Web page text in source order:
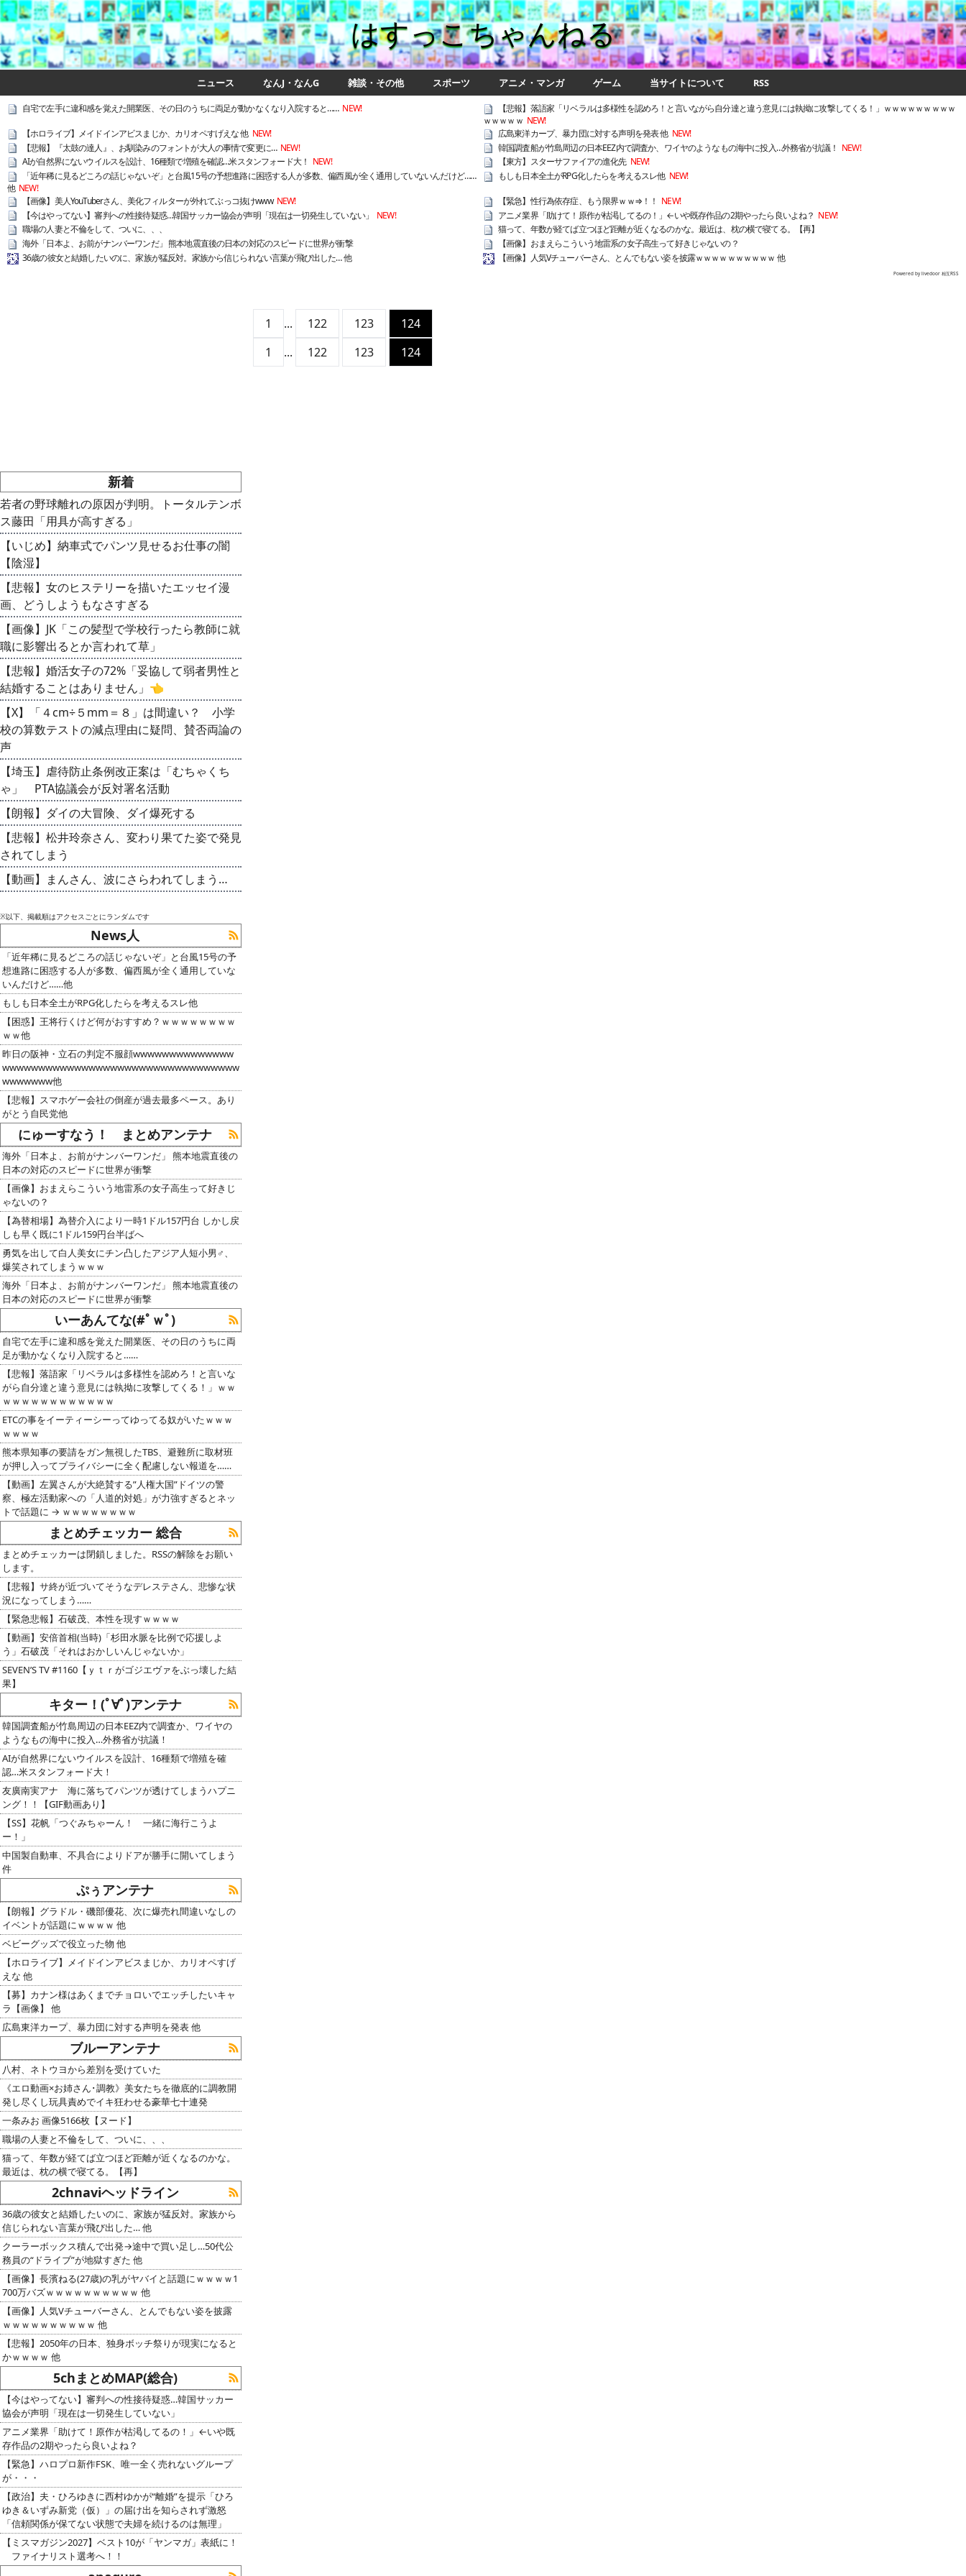
はすっこちゃんねる
ニュース なんJ・なんG 雑談・その他 スポーツ アニメ・マンガ ゲーム 当サイトについて RSS
自宅で左手に違和感を覚えた開業医、その日のうちに両足が動かなくなり入院すると…… NEW!
【悲報】落語家「リベラルは多様性を認めろ！と言いながら自分達と違う意見には執拗に攻撃してくる！」ｗｗｗｗｗｗｗｗｗ
ｗｗｗｗｗ NEW!
【ホロライブ】メイドインアビスまじか、カリオペすげえな 他 NEW! 広島東洋カープ、暴力団に対する声明を発表 他 NEW!
【悲報】『太鼓の達人』、お馴染みのフォントが大人の事情で変更に… NEW! 韓国調査船が竹島周辺の日本EEZ内で調査か、ワイヤのようなもの海中に投入…外務省が抗議！ NEW!
AIが自然界にないウイルスを設計、16種類で増殖を確認…米スタンフォード大！ NEW! 【東方】スターサファイアの進化先 NEW!
「近年稀に見るどころの話じゃないぞ」と台風15号の予想進路に困惑する人が多数、偏西風が全く通用していないんだけど……
他 NEW!
もしも日本全土がRPG化したらを考えるスレ他 NEW!
【画像】美人YouTuberさん、美化フィルターが外れてぶっコ抜けwww NEW! 【緊急】性行為依存症、もう限界ｗｗ⇒！！ NEW!
【今はやってない】審判への性接待疑惑…韓国サッカー協会が声明「現在は一切発生していない」
NEW! アニメ業界「助けて！原作が枯渇してるの！」←いや既存作品の2期やったら良いよね？ NEW!
職場の人妻と不倫をして、ついに、、、
猫って、年数が経てば立つほど距離が近くなるのかな。最近は、枕の横で寝てる。【再】
海外「日本よ、お前がナンバーワンだ」 熊本地震直後の日本の対応のスピードに世界が衝撃
【画像】おまえらこういう地雷系の女子高生って好きじゃないの？
36歳の彼女と結婚したいのに、家族が猛反対。家族から信じられない言葉が飛び出した… 他
【画像】人気Vチューバーさん、とんでもない姿を披露ｗｗｗｗｗｗｗｗｗｗ 他
Powered by livedoor 相互RSS
1 ... 122 123
124
1
... 122 123 124
新着
若者の野球離れの原因が判明。トータルテンボ
ス藤田「用具が高すぎる」
【いじめ】納車式でパンツ見せるお仕事の闇
【陰湿】
【悲報】女のヒステリーを描いたエッセイ漫
画、どうしようもなさすぎる
【画像】JK「この髪型で学校行ったら教師に就
職に影響出るとか言われて草」
【悲報】婚活女子の72%「妥協して弱者男性と
結婚することはありません」👈
【X】「４cm÷５mm＝８」は間違い？ 小学
校の算数テストの減点理由に疑問、賛否両論の
声
【埼玉】虐待防止条例改正案は「むちゃくち
ゃ」 PTA協議会が反対署名活動
【朗報】ダイの大冒険、ダイ爆死する
【悲報】松井玲奈さん、変わり果てた姿で発見
されてしまう
【動画】まんさん、波にさらわれてしまう…
※以下、掲載順はアクセスごとにランダムです
News人
「近年稀に見るどころの話じゃないぞ」と台風15号の予
想進路に困惑する人が多数、偏西風が全く通用していな
いんだけど……他
もしも日本全土がRPG化したらを考えるスレ他
【困惑】王将行くけど何がおすすめ？ｗｗｗｗｗｗｗｗ
ｗｗ他
昨日の阪神・立石の判定不服顔wwwwwwwwwwwwww
wwwwwwwwwwwwwwwwwwwwwwwwwwwwwwwww
wwwwwww他
【悲報】スマホゲー会社の倒産が過去最多ペース。あり
がとう自民党他
にゅーすなう！ まとめアンテナ
海外「日本よ、お前がナンバーワンだ」 熊本地震直後の
日本の対応のスピードに世界が衝撃
【画像】おまえらこういう地雷系の女子高生って好きじ
ゃないの？
【為替相場】為替介入により一時1ドル157円台 しかし戻
しも早く既に1ドル159円台半ばへ
勇気を出して白人美女にチン凸したアジア人短小男♂、
爆笑されてしまうｗｗｗ
海外「日本よ、お前がナンバーワンだ」 熊本地震直後の
日本の対応のスピードに世界が衝撃
いーあんてな(#ﾟｗﾟ)
自宅で左手に違和感を覚えた開業医、その日のうちに両
足が動かなくなり入院すると……
【悲報】落語家「リベラルは多様性を認めろ！と言いな
がら自分達と違う意見には執拗に攻撃してくる！」ｗｗ
ｗｗｗｗｗｗｗｗｗｗｗｗ
ETCの事をイーティーシーってゆってる奴がいたｗｗｗ
ｗｗｗｗ
熊本県知事の要請をガン無視したTBS、避難所に取材班
が押し入ってプライバシーに全く配慮しない報道を……
【動画】左翼さんが大絶賛する”人権大国”ドイツの警
察、極左活動家への「人道的対処」が力強すぎるとネッ
トで話題に → ｗｗｗｗｗｗｗｗ
まとめチェッカー 総合
まとめチェッカーは閉鎖しました。RSSの解除をお願い
します。
【悲報】サ終が近づいてそうなデレステさん、悲惨な状
況になってしまう……
【緊急悲報】石破茂、本性を現すｗｗｗｗ
【動画】安倍首相(当時)「杉田水脈を比例で応援しよ
う」石破茂「それはおかしいんじゃないか」
SEVEN’S TV #1160【ｙｔｒがゴジエヴァをぶっ壊した結
果】
キター！(ﾟ∀ﾟ)アンテナ
韓国調査船が竹島周辺の日本EEZ内で調査か、ワイヤの
ようなもの海中に投入…外務省が抗議！
AIが自然界にないウイルスを設計、16種類で増殖を確
認…米スタンフォード大！
友廣南実アナ 海に落ちてパンツが透けてしまうハプニ
ング！！【GIF動画あり】
【SS】花帆「つぐみちゃーん！ 一緒に海行こうよ
ー！」
中国製自動車、不具合によりドアが勝手に開いてしまう
件
ぷぅアンテナ
【朗報】グラドル・磯部優花、次に爆売れ間違いなしの
イベントが話題にｗｗｗｗ 他
ベビーグッズで役立った物 他
【ホロライブ】メイドインアビスまじか、カリオペすげ
えな 他
【募】カナン様はあくまでチョロいでエッチしたいキャ
ラ【画像】 他
広島東洋カープ、暴力団に対する声明を発表 他
ブルーアンテナ
八村、ネトウヨから差別を受けていた
《エロ動画×お姉さん･調教》美女たちを徹底的に調教開
発し尽くし玩具責めでイキ狂わせる豪華七十連発
一条みお 画像5166枚【ヌード】
職場の人妻と不倫をして、ついに、、、
猫って、年数が経てば立つほど距離が近くなるのかな。
最近は、枕の横で寝てる。【再】
2chnaviヘッドライン
36歳の彼女と結婚したいのに、家族が猛反対。家族から
信じられない言葉が飛び出した… 他
クーラーボックス積んで出発→途中で買い足し…50代公
務員の“ドライブ”が地獄すぎた 他
【画像】長濱ねる(27歳)の乳がヤバイと話題にｗｗｗｗ1
700万バズｗｗｗｗｗｗｗｗｗｗ 他
【画像】人気Vチューバーさん、とんでもない姿を披露
ｗｗｗｗｗｗｗｗｗｗ 他
【悲報】2050年の日本、独身ボッチ祭りが現実になると
かｗｗｗｗ 他
5chまとめMAP(総合)
【今はやってない】審判への性接待疑惑…韓国サッカー
協会が声明「現在は一切発生していない」
アニメ業界「助けて！原作が枯渇してるの！」←いや既
存作品の2期やったら良いよね？
【緊急】ハロプロ新作FSK、唯一全く売れないグループ
が・・・
【政治】夫・ひろゆきに西村ゆかが“離婚”を提示「ひろ
ゆき＆いずみ新党（仮）」の届け出を知らされず激怒
「信頼関係が保てない状態で夫婦を続けるのは無理」
【ミスマガジン2027】ベスト10が「ヤンマガ」表紙に！
ファイナリスト選考へ！！